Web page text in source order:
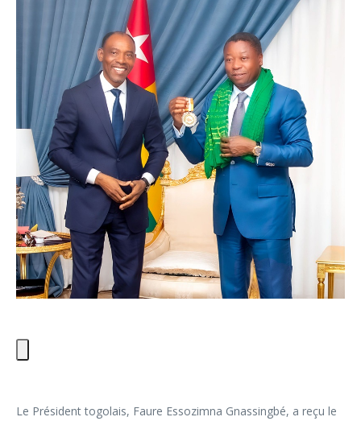
Le Président togolais, Faure Essozimna Gnassingbé, a reçu le